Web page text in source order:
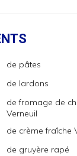
de pâtes
de lardons
de fromage de
Verneuil
de crème fraîche
de gruyère rapé